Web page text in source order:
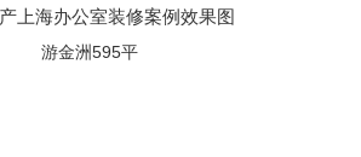
上海办公室装修案例效果图
游金洲595平